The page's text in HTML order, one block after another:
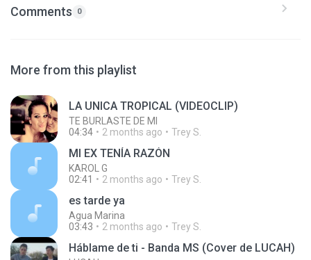
Comments 0
More from this playlist
LA UNICA TROPICAL (VIDEOCLIP)
TE BURLASTE DE MI
04:34
2 months ago Trey S.
MI EX TENÍA RAZÓN
KAROL G
02:41
2 months ago Trey S.
es tarde ya
Agua Marina
03:43
2 months ago Trey S.
Háblame de ti - Banda MS (Cover de LUCAH)